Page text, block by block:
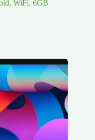
WiFi, 6GB